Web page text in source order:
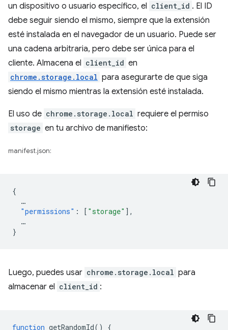
un dispositivo o usuario específico, el client_id . El ID
debe seguir siendo el mismo, siempre que la extensión
esté instalada en el navegador de un usuario. Puede ser
una cadena arbitraria, pero debe ser única para el
cliente. Almacena el client_id en
chrome.storage.local para asegurarte de que siga
siendo el mismo mientras la extensión esté instalada.
El uso de chrome.storage.local requiere el permiso
storage en tu archivo de manifiesto:
manifest.json:
{
…
"permissions" : [ "storage" ],
…
}
Luego, puedes usar chrome.storage.local para
almacenar el client_id :
function getRandomId()
{